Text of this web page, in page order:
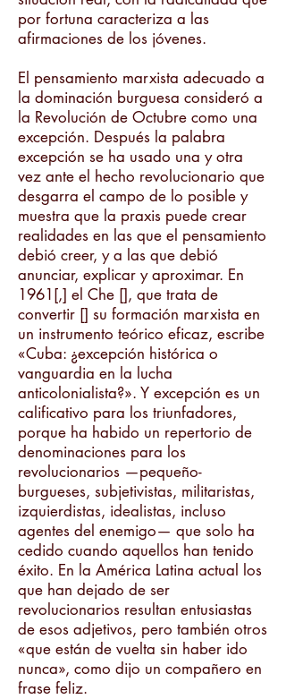
por fortuna caracteriza a las
afirmaciones de los jóvenes.
El pensamiento marxista adecuado a
la dominación burguesa consideró a
la Revolución de Octubre como una
excepción. Después la palabra
excepción se ha usado una y otra
vez ante el hecho revolucionario que
desgarra el campo de lo posible y
muestra que la praxis puede crear
realidades en las que el pensamiento
debió creer, y a las que debió
anunciar, explicar y aproximar. En
1961[,] el Che [], que trata de
convertir [] su formación marxista en
un instrumento teórico eficaz, escribe
«Cuba: ¿excepción histórica o
vanguardia en la lucha
anticolonialista?». Y excepción es un
calificativo para los triunfadores,
porque ha habido un repertorio de
denominaciones para los
revolucionarios —pequeño-
burgueses, subjetivistas, militaristas,
izquierdistas, idealistas, incluso
agentes del enemigo— que solo ha
cedido cuando aquellos han tenido
éxito. En la América Latina actual los
que han dejado de ser
revolucionarios resultan entusiastas
de esos adjetivos, pero también otros
«que están de vuelta sin haber ido
nunca», como dijo un compañero en
frase feliz.